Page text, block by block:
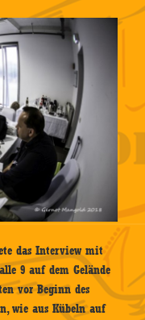
das Interview mit
9 auf dem Gelände
vor Beginn des
wie aus Kübeln auf